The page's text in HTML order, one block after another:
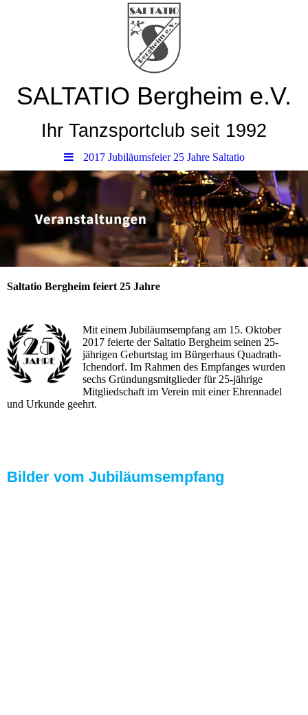
SALTATIO Bergheim e.V.
Ihr Tanzsportclub seit 1992
2017 Jubiläumsfeier 25 Jahre Saltatio
Saltatio Bergheim feiert 25 Jahre
Mit einem Jubiläumsempfang am 15. Oktober
2017 feierte der Saltatio Bergheim seinen 25-
jährigen Geburtstag im Bürgerhaus Quadrath-
Ichendorf. Im Rahmen des Empfanges wurden
sechs Gründungsmitglieder für 25-jährige
Mitgliedschaft im Verein mit einer Ehrennadel
und Urkunde geehrt.
Bilder vom Jubiläumsempfang